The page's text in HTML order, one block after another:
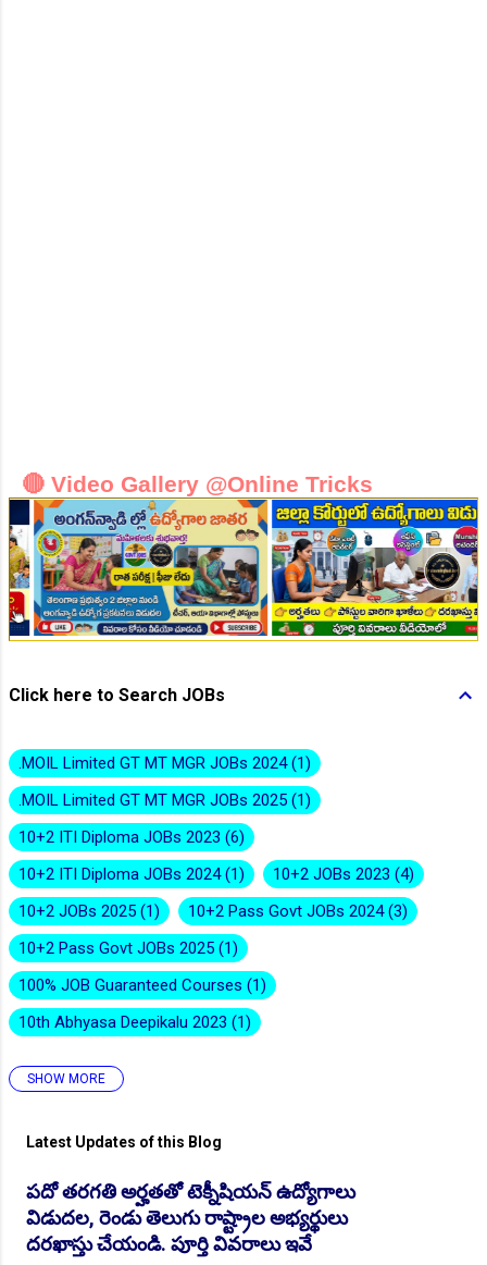
👆Online Applications Ends on 10-August-2026
👆Online Applications Ends on 10-August-2026
👆Online Applications Ends on 12-August-2026
🔴 Video Gallery @Online Tricks
Click here to Search JOBs
.MOIL Limited GT MT MGR JOBs 2024 1
.MOIL Limited GT MT MGR JOBs 2025 1
10+2 ITI Diploma JOBs 2023 6
10+2 ITI Diploma JOBs 2024 1 10+2 JOBs 2023 4
10+2 JOBs 2025 1 10+2 Pass Govt JOBs 2024 3
10+2 Pass Govt JOBs 2025 1
100% JOB Guaranteed Courses 1
10th Abhyasa Deepikalu 2023 1
10th Abhyasa Deepikalu 2026-27
10th Inter Degree Jobs 2025 2
10th Inter Degree Jobs 22 6
SHOW MORE
Latest Updates of this Blog
పదో తరగతి అర్హతతో టెక్నీషియన్ ఉద్యోగాలు
విడుదల, రెండు తెలుగు రాష్ట్రాల అభ్యర్థులు
దరఖాస్తు చేయండి. పూర్తి వివరాలు ఇవే